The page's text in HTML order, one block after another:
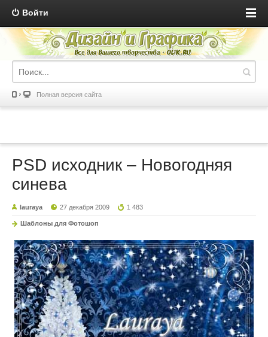
Войти
Полная версия сайта
PSD исходник – Новогодняя
синева
lauraya 27 декабря 2009 1 483
Шаблоны для Фотошоп